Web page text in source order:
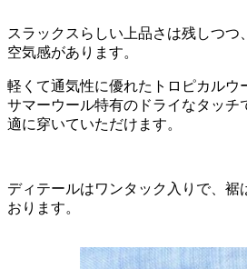
スラックスらしい上品さは残しつつ
空気感があります。
軽くて通気性に優れたトロピカルウ
サマーウール特有のドライなタッチ
適に穿いていただけます。
ディテールはワンタック入りで、裾
おります。